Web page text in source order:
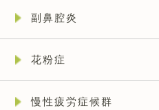
副鼻腔炎
花粉症
慢性疲労症候群